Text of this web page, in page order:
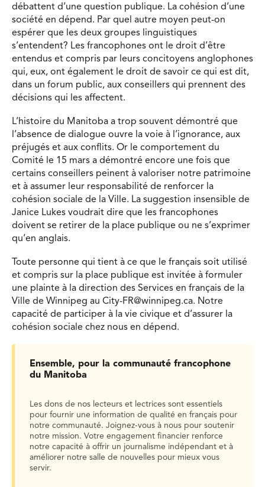
débattent d’une question publique. La cohésion d’une
société en dépend. Par quel autre moyen peut-on
espérer que les deux groupes linguistiques
s’entendent? Les francophones ont le droit d’être
entendus et compris par leurs concitoyens anglophones
qui, eux, ont également le droit de savoir ce qui est dit,
dans un forum public, aux conseillers qui prennent des
décisions qui les affectent.
L’histoire du Manitoba a trop souvent démontré que
l’absence de dialogue ouvre la voie à l’ignorance, aux
préjugés et aux conflits. Or le comportement du
Comité le 15 mars a démontré encore une fois que
certains conseillers peinent à valoriser notre patrimoine
et à assumer leur responsabilité de renforcer la
cohésion sociale de la Ville. La suggestion insensible de
Janice Lukes voudrait dire que les francophones
doivent se retirer de la place publique ou ne s’exprimer
qu’en anglais.
Toute personne qui tient à ce que le français soit utilisé
et compris sur la place publique est invitée à formuler
une plainte à la direction des Services en français de la
Ville de Winnipeg au City-FR@winnipeg.ca. Notre
capacité de participer à la vie civique et d’assurer la
cohésion sociale chez nous en dépend.
Ensemble, pour la communauté francophone
du Manitoba
Les dons de nos lecteurs et lectrices sont essentiels
pour fournir une information de qualité en français pour
notre communauté. Joignez-vous à nous pour soutenir
notre mission. Votre engagement financier renforce
notre capacité à offrir un journalisme indépendant et à
améliorer notre salle de nouvelles pour mieux vous
servir.